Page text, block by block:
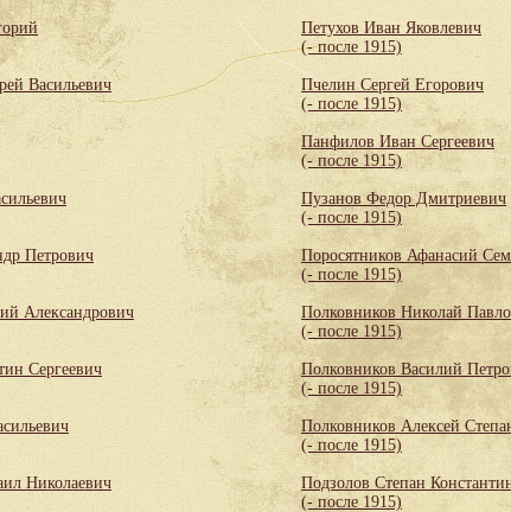
Васильевич
Петрович
Александрович
Сергеевич
Николаевич
Петухов Иван Яковлевич
(- после 1915)
Пчелин Сергей Егорович
(- после 1915)
Панфилов Иван Сергеевич
(- после 1915)
Пузанов Федор Дмитриевич
(- после 1915)
Поросятников Афанасий
(- после 1915)
Полковников Николай
(- после 1915)
Полковников Василий
(- после 1915)
Полковников Алексей
(- после 1915)
Подзолов Степан
(- после 1915)